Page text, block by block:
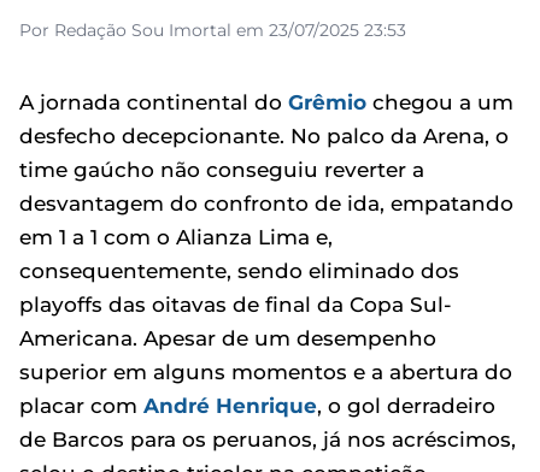
Por Redação Sou Imortal em 23/07/2025 23:53
A jornada continental do Grêmio chegou a um
desfecho decepcionante. No palco da Arena, o
time gaúcho não conseguiu reverter a
desvantagem do confronto de ida, empatando
em 1 a 1 com o Alianza Lima e,
consequentemente, sendo eliminado dos
playoffs das oitavas de final da Copa Sul-
Americana. Apesar de um desempenho
superior em alguns momentos e a abertura do
placar com André Henrique, o gol derradeiro
de Barcos para os peruanos, já nos acréscimos,